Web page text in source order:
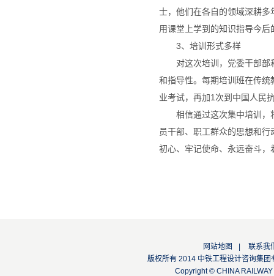
士，他们在各自的领域深耕
用课堂上学到的知识指导今
3、培训形式多样
对这次培训，党委干部
和指导性。每期培训班在传统
业考试，再加1次到中国人民
相信通过这次集中培训
员干部、职工群众的思想和
初心、牢记使命、永远奋斗
网站地图
联系我
版权所有 2014 中铁工程设计咨询
Copyright © CHINA